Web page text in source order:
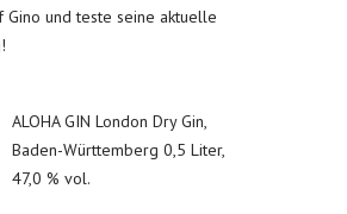
Gino und teste seine aktuelle
ALOHA GIN London Dry Gin,
Baden-Württemberg 0,5 Liter,
47,0 % vol.